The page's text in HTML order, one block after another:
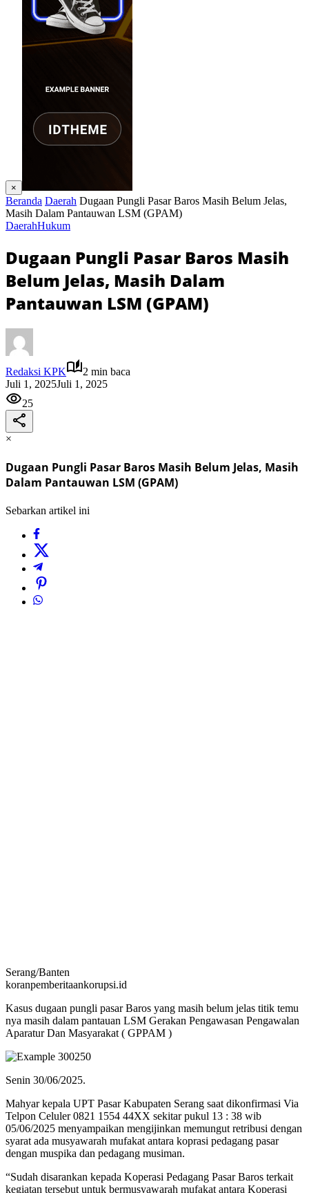
×
Beranda Daerah Dugaan Pungli Pasar Baros Masih Belum Jelas,
Masih Dalam Pantauwan LSM (GPAM)
DaerahHukum
Dugaan Pungli Pasar Baros Masih
Belum Jelas, Masih Dalam
Pantauwan LSM (GPAM)
Redaksi KPK
2 min baca
Juli 1, 2025Juli 1, 2025
25
×
Dugaan Pungli Pasar Baros Masih Belum Jelas, Masih
Dalam Pantauwan LSM (GPAM)
Sebarkan artikel ini
Serang/Banten
koranpemberitaankorupsi.id
Kasus dugaan pungli pasar Baros yang masih belum jelas titik temu
nya masih dalam pantauan LSM Gerakan Pengawasan Pengawalan
Aparatur Dan Masyarakat ( GPPAM )
Senin 30/06/2025.
Mahyar kepala UPT Pasar Kabupaten Serang saat dikonfirmasi Via
Telpon Celuler 0821 1554 44XX sekitar pukul 13 : 38 wib
05/06/2025 menyampaikan mengijinkan memungut retribusi dengan
syarat ada musyawarah mufakat antara koprasi pedagang pasar
dengan muspika dan pedagang musiman.
“Sudah disarankan kepada Koperasi Pedagang Pasar Baros terkait
kegiatan tersebut untuk bermusyawarah mufakat antara Koperasi